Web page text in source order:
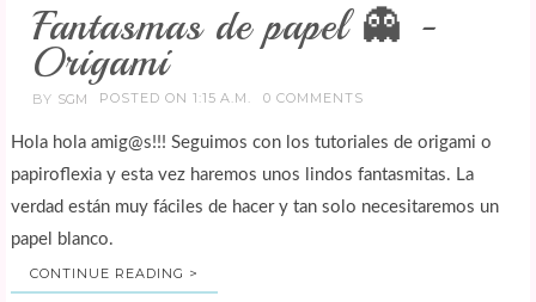
Fantasmas de papel 👻 -
Origami
BY SGM POSTED ON 1:15 A.M. 0 COMMENTS
Hola hola amig@s!!! Seguimos con los tutoriales de origami o
papiroflexia y esta vez haremos unos lindos fantasmitas. La
verdad están muy fáciles de hacer y tan solo necesitaremos un
papel blanco.
CONTINUE READING >